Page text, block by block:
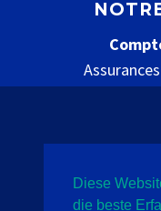
Datenschutz
Diese
die beste